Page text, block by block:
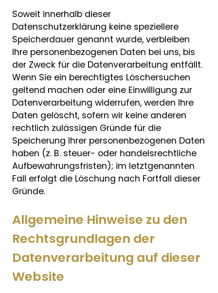
Soweit innerhalb dieser
Datenschutzerklärung keine speziellere
Speicherdauer genannt wurde, verbleiben
Ihre personenbezogenen Daten bei uns, bis
der Zweck für die Datenverarbeitung entfällt.
Wenn Sie ein berechtigtes Löschersuchen
geltend machen oder eine Einwilligung zur
Datenverarbeitung widerrufen, werden Ihre
Daten gelöscht, sofern wir keine anderen
rechtlich zulässigen Gründe für die
Speicherung Ihrer personenbezogenen Daten
haben (z. B. steuer- oder handelsrechtliche
Aufbewahrungsfristen); im letztgenannten
Fall erfolgt die Löschung nach Fortfall dieser
Gründe.
Allgemeine Hinweise zu den
Rechtsgrundlagen der
Datenverarbeitung auf dieser
Website